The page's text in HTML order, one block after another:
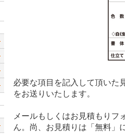
必要な項目を記入して頂いた
をお送りいたします。
メールもしくはお見積もりフ
ん。尚、お見積りは「無料」